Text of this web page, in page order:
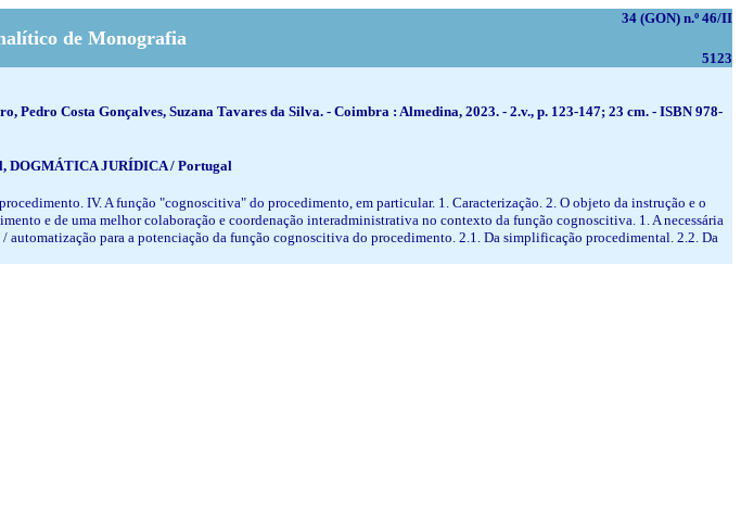
34 (GON) n.º 46/II
de Monografia
5123
Costa Gonçalves, Suzana Tavares da Silva. - Coimbra : Almedina, 2023. - 2.v., p. 123-147; 23 cm. - ISBN 978-
DOGMÁTICA JURÍDICA / Portugal
IV. A função "cognoscitiva" do procedimento, em particular. 1. Caracterização. 2. O objeto da instrução e o
e de uma melhor colaboração e coordenação interadministrativa no contexto da função cognoscitiva. 1. A necessária
para a potenciação da função cognoscitiva do procedimento. 2.1. Da simplificação procedimental. 2.2. Da